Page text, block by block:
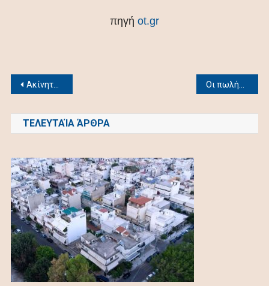
πηγή ot.gr
Post
navigation
Ακίνητα: Ποιοι παράγοντες ανεβάζουν τις τιμές – Ο ρόλος του Airbnb Οι πωλήσεις ακινήτων ενισχύουν την κερδοφορία της Dimand
ΤΕΛΕΥΤΑΊΑ ΆΡΘΡΑ